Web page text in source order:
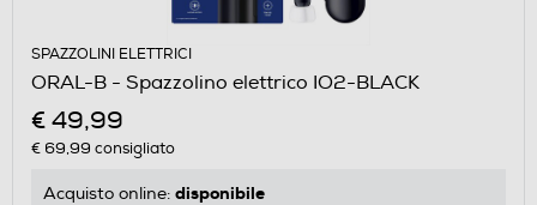
SPAZZOLINI ELETTRICI
ORAL-B - Spazzolino elettrico IO2-BLACK
€ 49,99
€ 69,99 consigliato
Acquisto online: disponibile